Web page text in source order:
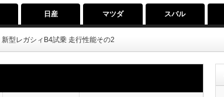
日産 マツダ スバル
新型レガシィB4試乗 走行性能その2